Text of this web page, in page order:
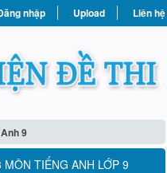
nhập Upload Liên hệ
9
TIẾNG ANH LỚP 9